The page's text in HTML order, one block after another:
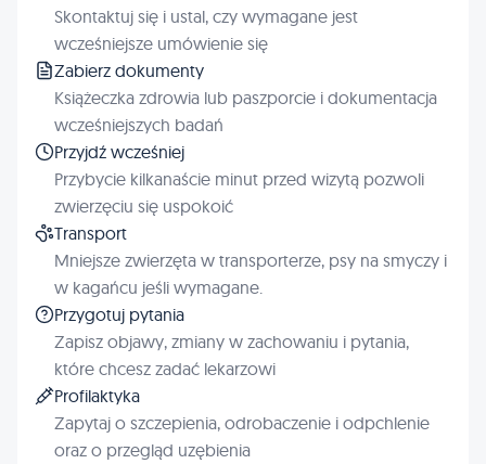
Skontaktuj się i ustal, czy wymagane jest
wcześniejsze umówienie się
Zabierz dokumenty
Książeczka zdrowia lub paszporcie i dokumentacja
wcześniejszych badań
Przyjdź wcześniej
Przybycie kilkanaście minut przed wizytą pozwoli
zwierzęciu się uspokoić
Transport
Mniejsze zwierzęta w transporterze, psy na smyczy i
w kagańcu jeśli wymagane.
Przygotuj pytania
Zapisz objawy, zmiany w zachowaniu i pytania,
które chcesz zadać lekarzowi
Profilaktyka
Zapytaj o szczepienia, odrobaczenie i odpchlenie
oraz o przegląd uzębienia